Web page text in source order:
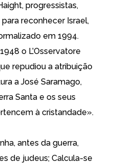
progressistas,
reconhecer Israel,
em 1994.
o L’Osservatore
repudiou a atribuição
a José Saramago,
Santa e os seus
à cristandade».
antes da guerra,
de judeus; Calcula-se